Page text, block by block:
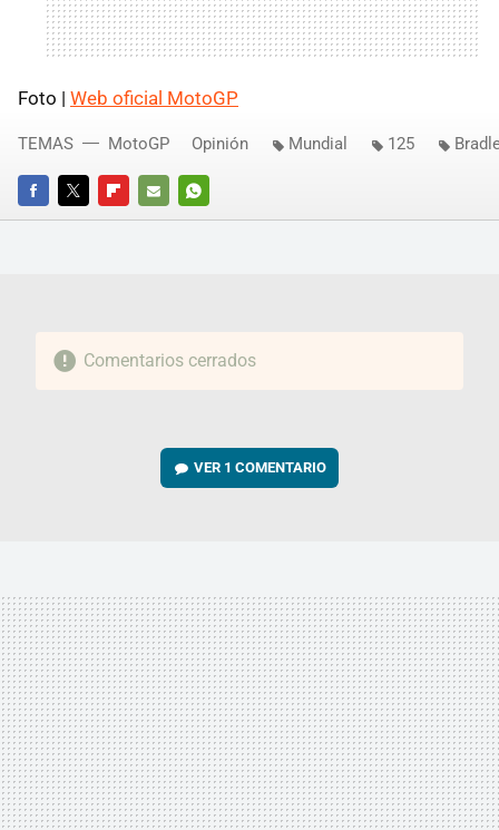
Foto | Web oficial MotoGP
FACEBOOKTWITTERFLIPBOARD
E-
WHATSAPP
TEMAS MotoGP Opinión Mundial 125
Comentarios cerrados
VER 1 COMENTARIO